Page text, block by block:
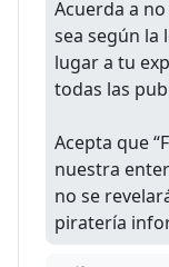
Acuerda a
sea según la
lugar a tu
todas las
Acepta que
nuestra
no se
piratería